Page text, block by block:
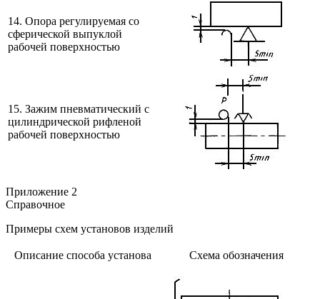
14. Опора регулируемая со
сферической выпуклой
рабочей поверхностью
15. Зажим пневматический с
цилиндрической рифленой
рабочей поверхностью
Приложение 2
Справочное
Примеры схем установов изделий
Описание способа установа Схема обозначения